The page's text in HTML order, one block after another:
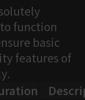
function
basic
features of